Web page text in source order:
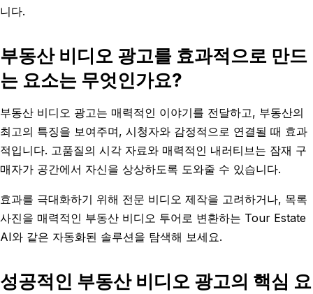
니다.
부동산 비디오 광고를 효과적으로 만드
는 요소는 무엇인가요?
부동산 비디오 광고는 매력적인 이야기를 전달하고, 부동산의
최고의 특징을 보여주며, 시청자와 감정적으로 연결될 때 효과
적입니다. 고품질의 시각 자료와 매력적인 내러티브는 잠재 구
매자가 공간에서 자신을 상상하도록 도와줄 수 있습니다.
효과를 극대화하기 위해 전문 비디오 제작을 고려하거나, 목록
사진을 매력적인 부동산 비디오 투어로 변환하는 Tour Estate
AI와 같은 자동화된 솔루션을 탐색해 보세요.
성공적인 부동산 비디오 광고의 핵심 요